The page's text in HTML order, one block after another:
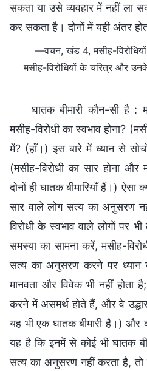
सकता या उसे व्यवहार में नहीं ला
कर सकता है। दोनों में यही अंतर
—वचन, खंड 4, मसीह-
मसीह-विरोधियों के चरित्र और
घातक बीमारी कौन-सी है :
मसीह-विरोधी का स्वभाव होना?
में? (हाँ।) इस बारे में ध्यान से
(मसीह-विरोधी का सार होना और
दोनों ही घातक बीमारियाँ हैं।) ऐसा
सार वाले लोग सत्य का अनुसरण
विरोधी के स्वभाव वाले लोगों पर
समस्या का सामना करें, मसीह-
सत्य का अनुसरण करने पर
मानवता और विवेक भी नहीं होता
करने में असमर्थ होते हैं, और वे
यह भी एक घातक बीमारी है।) और
यह है कि इनमें से कोई भी घातक
सत्य का अनुसरण नहीं करता है, तो